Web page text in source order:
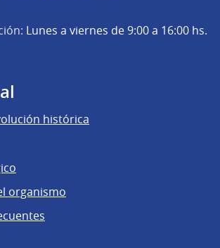
Lunes a viernes de 9:00 a 16:00 hs.
histórica
organismo